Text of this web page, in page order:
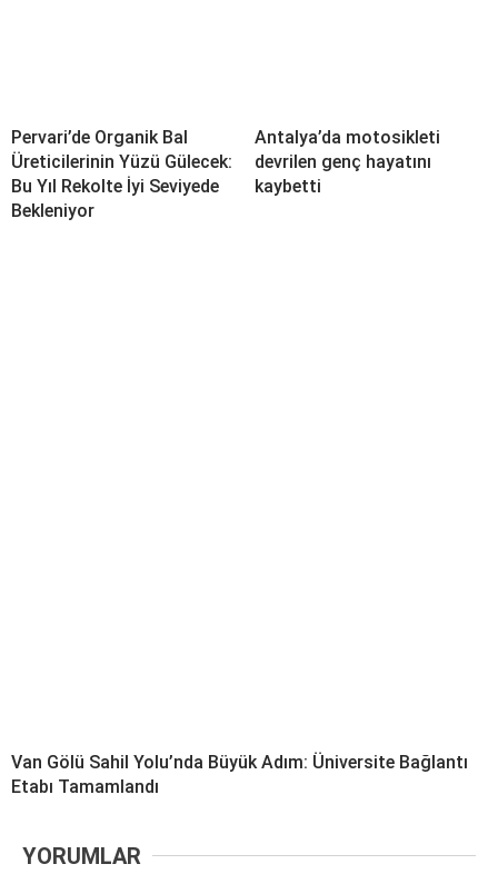
Pervari’de Organik Bal
Üreticilerinin Yüzü Gülecek:
Bu Yıl Rekolte İyi Seviyede
Bekleniyor
Antalya’da motosikleti
devrilen genç hayatını
kaybetti
Van Gölü Sahil Yolu’nda Büyük Adım: Üniversite Bağlantı
Etabı Tamamlandı
YORUMLAR